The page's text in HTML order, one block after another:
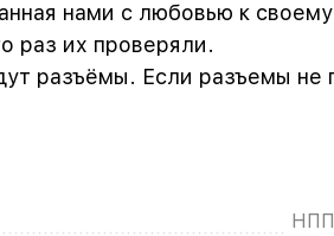
нами с любовью к
раз их проверяли.
разъёмы. Если разъемы не